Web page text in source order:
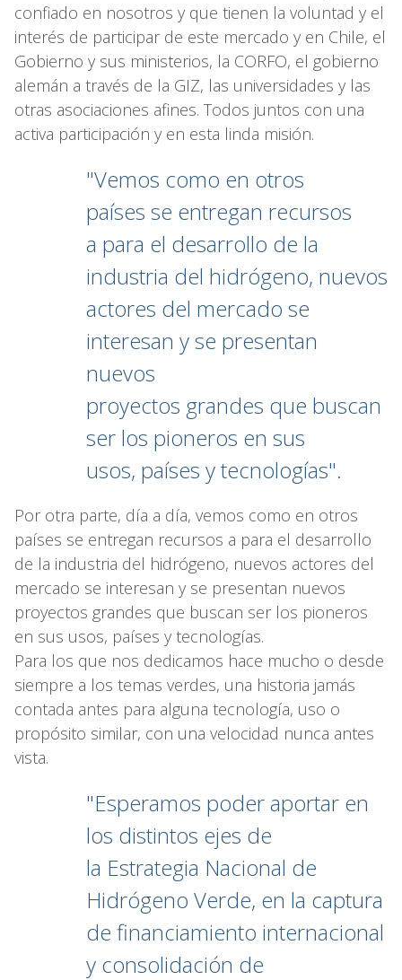
confiado en nosotros y que tienen la voluntad y el
interés de participar de este mercado y en Chile, el
Gobierno y sus ministerios, la CORFO, el gobierno
alemán a través de la GIZ, las universidades y las
otras asociaciones afines. Todos juntos con una
activa participación y en esta linda misión.
"Vemos como en otros
países se entregan recursos
a para el desarrollo de la
industria del hidrógeno, nuevos
actores del mercado se
interesan y se presentan
nuevos
proyectos grandes que buscan
ser los pioneros en sus
usos, países y tecnologías".
Por otra parte, día a día, vemos como en otros
países se entregan recursos a para el desarrollo
de la industria del hidrógeno, nuevos actores del
mercado se interesan y se presentan nuevos
proyectos grandes que buscan ser los pioneros
en sus usos, países y tecnologías.
Para los que nos dedicamos hace mucho o desde
siempre a los temas verdes, una historia jamás
contada antes para alguna tecnología, uso o
propósito similar, con una velocidad nunca antes
vista.
"Esperamos poder aportar en
los distintos ejes de
la Estrategia Nacional de
Hidrógeno Verde, en la captura
de financiamiento internacional
y consolidación de